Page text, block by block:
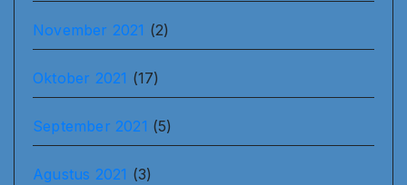
November 2021 (2)
Oktober 2021 (17)
September 2021 (5)
Agustus 2021 (3)